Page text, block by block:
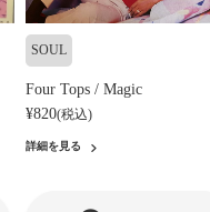
SOUL
Four Tops / Magic
¥820(税込)
詳細を見る